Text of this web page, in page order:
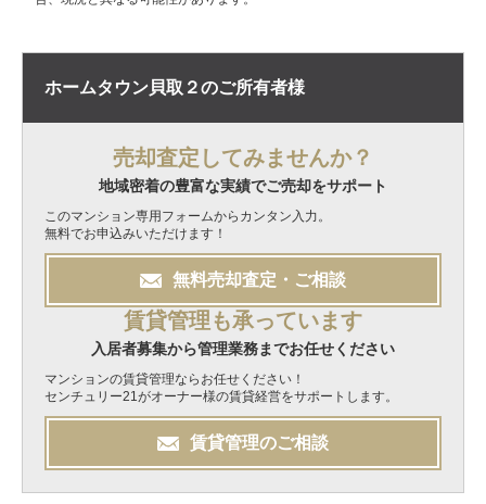
ホームタウン貝取２のご所有者様
売却査定してみませんか？
地域密着の豊富な実績でご売却をサポート
このマンション専用フォームからカンタン入力。
無料でお申込みいただけます！
無料売却査定・ご相談
賃貸管理も承っています
入居者募集から管理業務までお任せください
マンションの賃貸管理ならお任せください！
センチュリー21がオーナー様の賃貸経営をサポートします。
賃貸管理のご相談